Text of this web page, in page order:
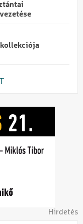
Hirdetés